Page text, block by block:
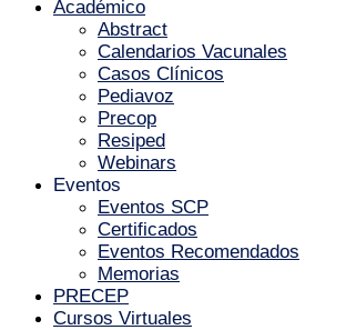
Académico
Abstract
Calendarios Vacunales
Casos Clínicos
Pediavoz
Precop
Resiped
Webinars
Eventos
Eventos SCP
Certificados
Eventos Recomendados
Memorias
PRECEP
Cursos Virtuales